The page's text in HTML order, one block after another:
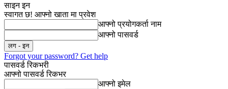
साइन इन
स्वागत छ! आफ्नो खाता मा प्रवेश
आफ्नो प्रयोगकर्ता नाम
आफ्नो पासवर्ड
Forgot your password? Get help
पासवर्ड रिकभरी
आफ्नो पासवर्ड रिकभर
आफ्नो इमेल